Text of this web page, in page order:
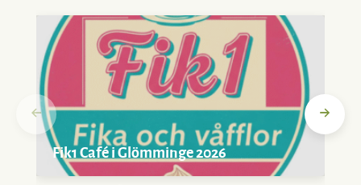
Fik1 Café i Glömminge 2026